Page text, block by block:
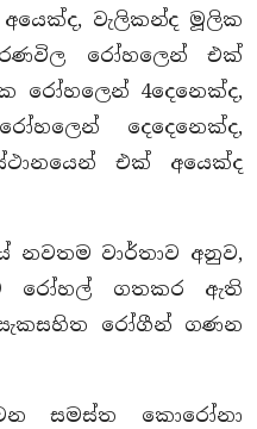
වැලිකන්ද මූලික
රෝහලෙන් එක්
රෝහලෙන් 4දෙනෙක්ද,
දෙදෙනෙක්ද,
එක් අයෙක්ද
නවතම වාර්තාව අනුව,
රෝහල් ගතකර ඇති
රෝගීන් ගණන
වන සමස්ත කොරෝනා